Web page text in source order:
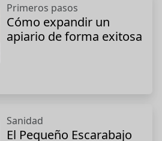
Primeros pasos
Cómo expandir un
apiario de forma exitosa
Sanidad
El Pequeño Escarabajo